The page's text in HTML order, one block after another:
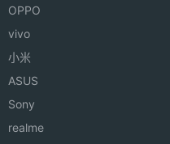
OPPO
vivo
小米
ASUS
Sony
realme